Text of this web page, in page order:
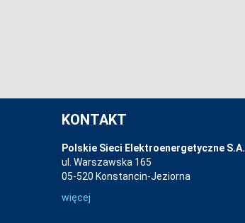
KONTAKT
Polskie Sieci Elektroenergetyczne S.A.
ul. Warszawska 165
05-520 Konstancin-Jeziorna
więcej